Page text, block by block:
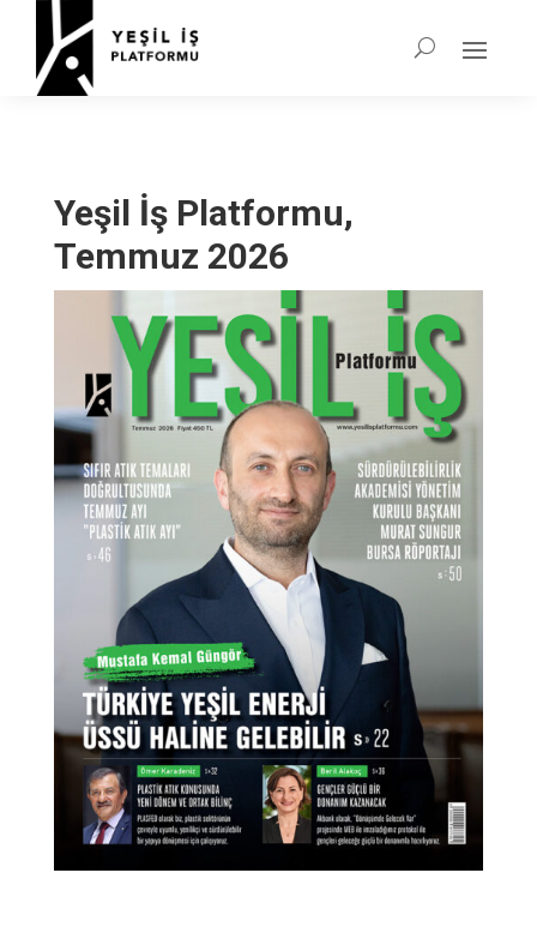
Yeşil İş Platformu,
Temmuz 2026